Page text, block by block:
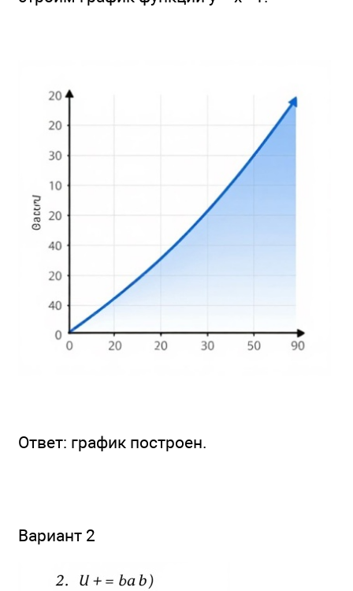
Ответ: график построен.
Вариант 2